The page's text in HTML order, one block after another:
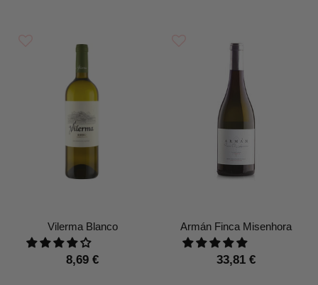
Vilerma Blanco
8,69 €
Armán Finca Misenhora
33,81 €